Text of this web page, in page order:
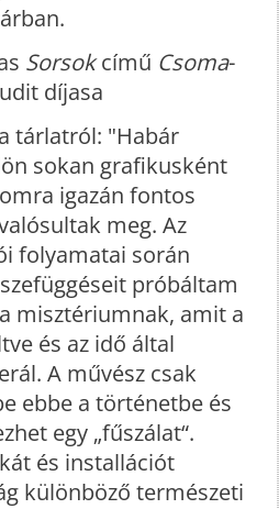
Sorsokcímű Csoma-
díjasa
tárlatról: "Habár
sokan grafikusként
igazán fontos
meg. Az
folyamatai során
próbáltam
misztériumnak, amit a
és az idő által
A művész csak
ebbe a történetbe és
egy „fűszálat“.
és installációt
különböző természeti